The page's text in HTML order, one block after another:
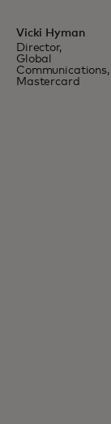
Vicki Hyman
Director,
Global
Communications,
Mastercard